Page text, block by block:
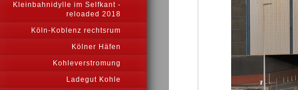
Kleinbahnidylle im Selfkant -
reloaded 2018
Köln-Koblenz rechtsrum
Kölner Häfen
Kohleverstromung
Ladegut Kohle